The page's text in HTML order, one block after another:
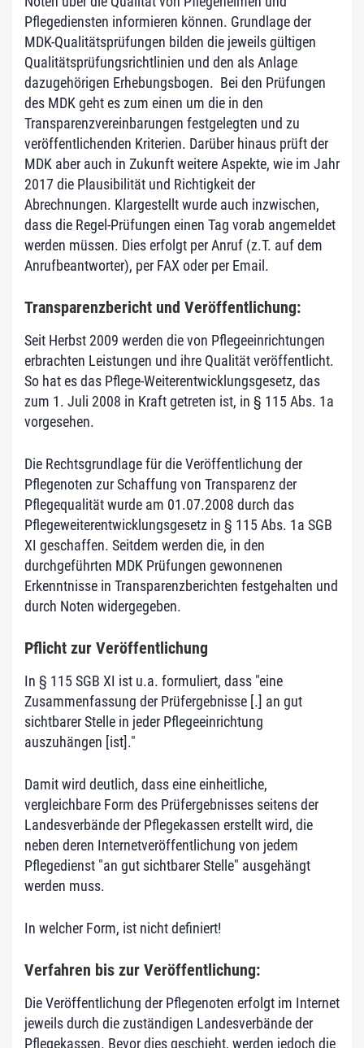
Pflegediensten informieren können. Grundlage der
MDK-Qualitätsprüfungen bilden die jeweils gültigen
Qualitätsprüfungsrichtlinien und den als Anlage
dazugehörigen Erhebungsbogen. Bei den Prüfungen
des MDK geht es zum einen um die in den
Transparenzvereinbarungen festgelegten und zu
veröffentlichenden Kriterien. Darüber hinaus prüft der
MDK aber auch in Zukunft weitere Aspekte, wie im Jahr
2017 die Plausibilität und Richtigkeit der
Abrechnungen. Klargestellt wurde auch inzwischen,
dass die Regel-Prüfungen einen Tag vorab angemeldet
werden müssen. Dies erfolgt per Anruf (z.T. auf dem
Anrufbeantworter), per FAX oder per Email.
Transparenzbericht und Veröffentlichung:
Seit Herbst 2009 werden die von Pflegeeinrichtungen
erbrachten Leistungen und ihre Qualität veröffentlicht.
So hat es das Pflege-Weiterentwicklungsgesetz, das
zum 1. Juli 2008 in Kraft getreten ist, in § 115 Abs. 1a
vorgesehen.
Die Rechtsgrundlage für die Veröffentlichung der
Pflegenoten zur Schaffung von Transparenz der
Pflegequalität wurde am 01.07.2008 durch das
Pflegeweiterentwicklungsgesetz in § 115 Abs. 1a SGB
XI geschaffen. Seitdem werden die, in den
durchgeführten MDK Prüfungen gewonnenen
Erkenntnisse in Transparenzberichten festgehalten und
durch Noten widergegeben.
Pflicht zur Veröffentlichung
In § 115 SGB XI ist u.a. formuliert, dass "eine
Zusammenfassung der Prüfergebnisse [.] an gut
sichtbarer Stelle in jeder Pflegeeinrichtung
auszuhängen [ist]."
Damit wird deutlich, dass eine einheitliche,
vergleichbare Form des Prüfergebnisses seitens der
Landesverbände der Pflegekassen erstellt wird, die
neben deren Internetveröffentlichung von jedem
Pflegedienst "an gut sichtbarer Stelle" ausgehängt
werden muss.
In welcher Form, ist nicht definiert!
Verfahren bis zur Veröffentlichung:
Die Veröffentlichung der Pflegenoten erfolgt im Internet
jeweils durch die zuständigen Landesverbände der
Pflegekassen. Bevor dies geschieht, werden jedoch die